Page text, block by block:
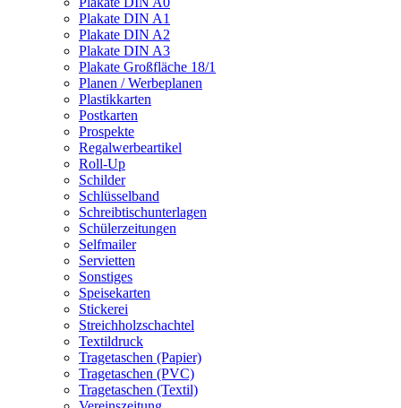
Plakate DIN A1
Plakate DIN A2
Plakate DIN A3
Plakate Großfläche 18/1
Planen / Werbeplanen
Plastikkarten
Postkarten
Prospekte
Regalwerbeartikel
Roll-Up
Schilder
Schlüsselband
Schreibtischunterlagen
Schülerzeitungen
Selfmailer
Servietten
Sonstiges
Speisekarten
Stickerei
Streichholzschachtel
Textildruck
Tragetaschen (Papier)
Tragetaschen (PVC)
Tragetaschen (Textil)